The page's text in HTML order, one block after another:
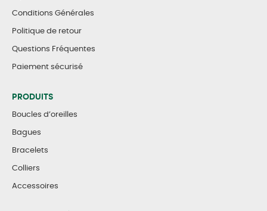
Conditions Générales
Politique de retour
Questions Fréquentes
Paiement sécurisé
PRODUITS
Boucles d’oreilles
Bagues
Bracelets
Colliers
Accessoires